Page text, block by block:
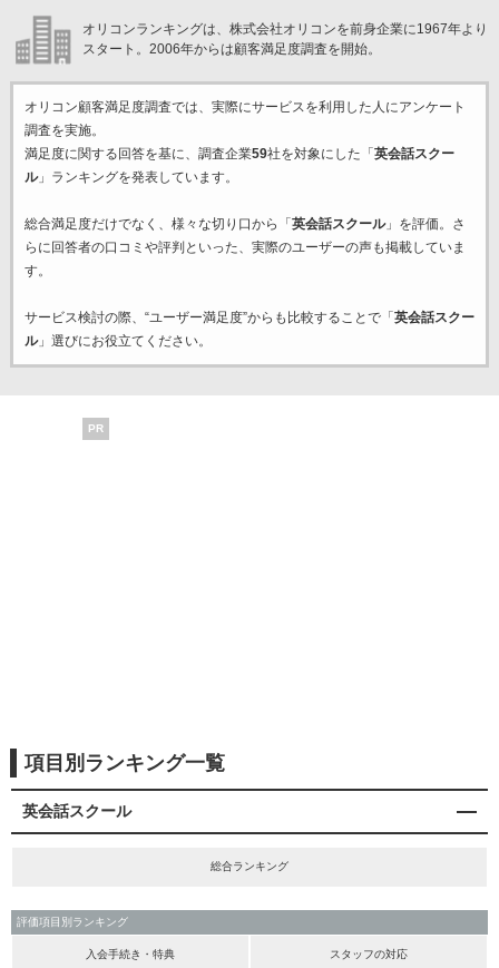
オリコンランキングは、株式会社オリコンを前身企業に1967年より
スタート。2006年からは顧客満足度調査を開始。
オリコン顧客満足度調査では、実際にサービスを利用した 人にアンケート
調査を実施。
満足度に関する回答を基に、調査企業59社を対象にした「 英会話スクー
ル」ランキングを発表しています。
総合満足度だけでなく、様々な切り口から「 英会話スクール」を評価。さ
らに回答者の口コミや評判といった、実際のユーザーの声も掲載していま
す。
サービス検討の際、“ユーザー満足度”からも比較することで「 英会話スクー
ル」選びにお役立てください。
PR
項目別ランキング一覧
英会話スクール
総合ランキング
評価項目別ランキング
入会手続き・特典 スタッフの対応